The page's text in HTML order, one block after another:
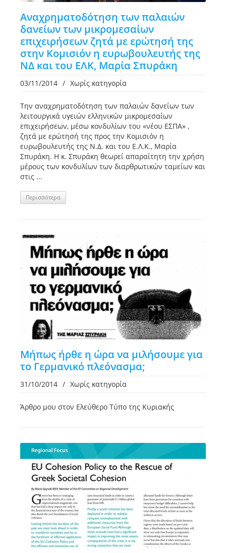
Αναχρηματοδότηση των παλαιών
δανείων των μικρομεσαίων
επιχειρήσεων ζητά με ερώτησή της
στην Κομισιόν η ευρωβουλευτής της
ΝΔ και του ΕΛΚ, Μαρία Σπυράκη
03/11/2014 / Χωρίς κατηγορία
Tην αναχρηματοδότηση των παλαιών δανείων των
λειτουργικά υγειών ελληνικών μικρομεσαίων
επιχειρήσεων, μέσω κονδυλίων του «νέου ΕΣΠΑ» ,
ζητά με ερώτησή της προς την Κομισιόν η
ευρωβουλευτής της Ν.Δ. και του Ε.Λ.Κ., Μαρία
Σπυράκη. Η κ. Σπυράκη θεωρεί απαραίτητη την χρήση
μέρους των κονδυλίων των διαρθρωτικών ταμείων και
στις ...
Περισσότερα
Μήπως ήρθε η ώρα να μιλήσουμε για
το Γερμανικό πλεόνασμα;
31/10/2014 / Χωρίς κατηγορία
Άρθρο μου στον Ελεύθερο Τύπο της Κυριακής